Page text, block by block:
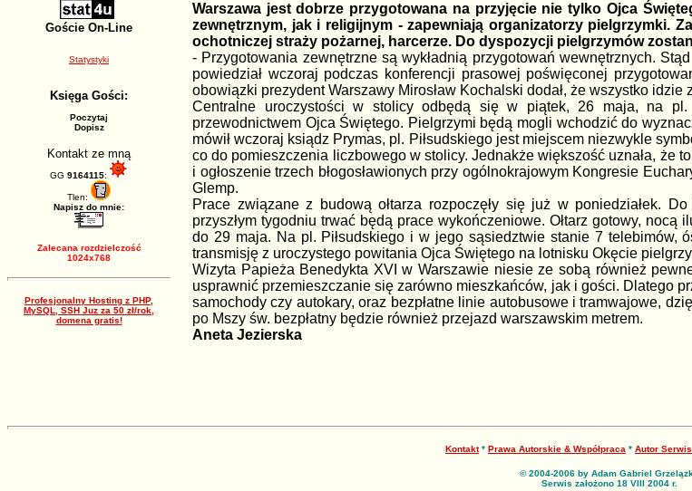
Goście On-Line
Statystyki
Księga Gości:
Poczytaj
Dopisz
Kontakt ze mną
GG 9164115:
Tlen:
Napisz do mnie:
Zalecana rozdzielczość
1024x768
Profesjonalny Hosting z PHP,
MySQL, SSH Juz za 50 zł/rok,
domena gratis!
Warszawa jest dobrze przygotowana na przyjęcie nie tylko Ojca
zewnętrznym, jak i religijnym - zapewniają organizatorzy pielgrzymki.
ochotniczej straży pożarnej, harcerze. Do dyspozycji pielgrzymów
- Przygotowania zewnętrzne są wykładnią przygotowań wewnętrznych.
powiedział wczoraj podczas konferencji prasowej poświęconej
obowiązki prezydent Warszawy Mirosław Kochalski dodał, że wszystko idzie
Centralne uroczystości w stolicy odbędą się w piątek, 26 maja, na
przewodnictwem Ojca Świętego. Pielgrzymi będą mogli wchodzić do
mówił wczoraj ksiądz Prymas, pl. Piłsudskiego jest miejscem niezwykle
co do pomieszczenia liczbowego w stolicy. Jednakże większość uznała, że
i ogłoszenie trzech błogosławionych przy ogólnokrajowym Kongresie
Glemp.
Prace związane z budową ołtarza rozpoczęły się już w poniedziałek.
przyszłym tygodniu trwać będą prace wykończeniowe. Ołtarz gotowy,
do 29 maja. Na pl. Piłsudskiego i w jego sąsiedztwie stanie 7 telebimów,
transmisję z uroczystego powitania Ojca Świętego na lotnisku Okęcie
Wizyta Papieża Benedykta XVI w Warszawie niesie ze sobą również
usprawnić przemieszczanie się zarówno mieszkańców, jak i gości. Dlatego
samochody czy autokary, oraz bezpłatne linie autobusowe i tramwajowe,
po Mszy św. bezpłatny będzie również przejazd warszawskim metrem.
Aneta Jezierska
Kontakt* Prawa Autorskie & Współpraca * Autor
© 2004-2006 by Adam Gabriel
Serwis założono 18 VIII 2004 r.